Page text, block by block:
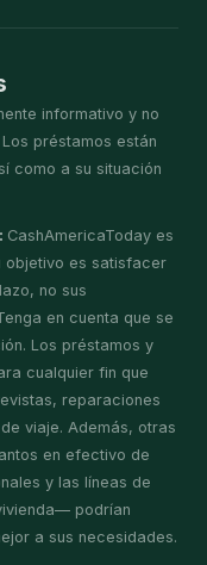
informativo y no
préstamos están
como a su situación
CashAmericaToday es
objetivo es satisfacer
no sus
en cuenta que se
Los préstamos y
cualquier fin que
reparaciones
viaje. Además, otras
en efectivo de
y las líneas de
podrían
a sus necesidades.